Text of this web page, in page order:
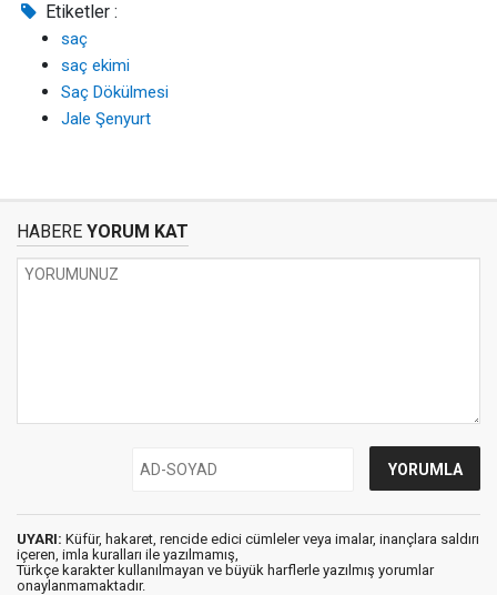
Etiketler :
saç
saç ekimi
Saç Dökülmesi
Jale Şenyurt
HABERE YORUM KAT
UYARI: Küfür, hakaret, rencide edici cümleler veya imalar, inançlara saldırı
içeren, imla kuralları ile yazılmamış,
Türkçe karakter kullanılmayan ve büyük harflerle yazılmış yorumlar
onaylanmamaktadır.